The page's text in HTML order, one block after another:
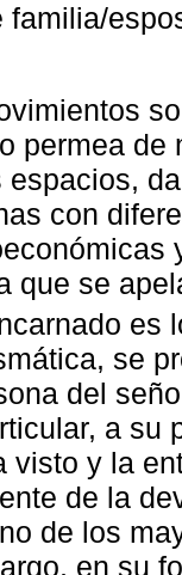
familia/
permea de
espacios,
con
que se
es
se
del
a su
visto y la
de la
de los
en su